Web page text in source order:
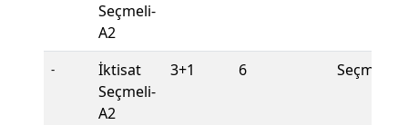
Seçmeli-
A2
-
İktisat
Seçmeli-
A2
3+1 6 Seçmeli